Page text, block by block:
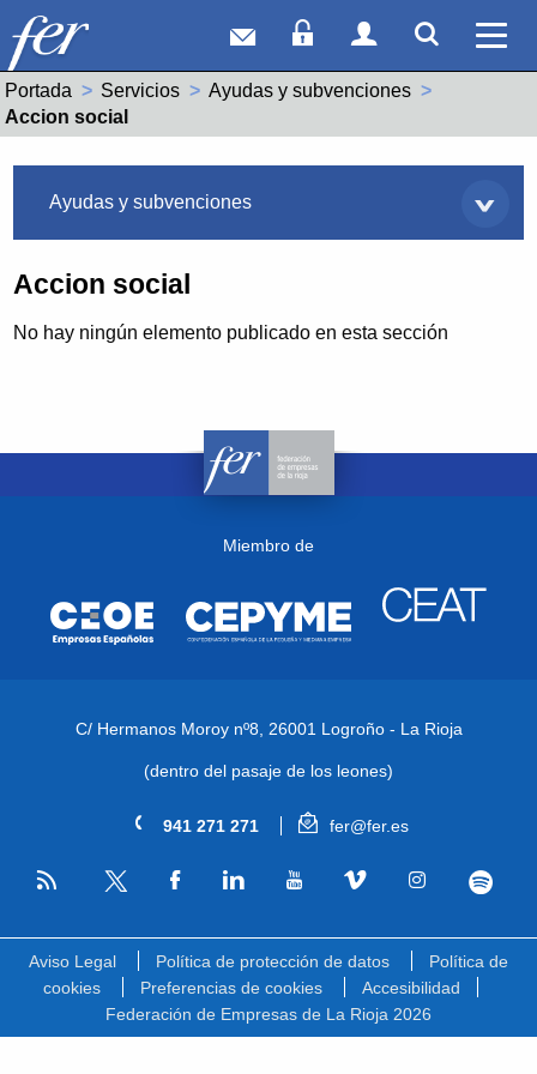
Correo webAcceso Socios
Acceso
Portada Servicios
Ayudas y subvenciones
Actual:
Accion social
Ayudas y subvenciones
Accion social
No hay ningún elemento publicado en esta sección
Miembro de
C/ Hermanos Moroy nº8, 26001 Logroño - La Rioja
(dentro del pasaje de los leones)
941 271 271 fer@fer.es
RSS
Aviso Legal Política de protección de datos
Política de
cookies
Preferencias de cookies
Accesibilidad
Federación de Empresas de La Rioja 2026